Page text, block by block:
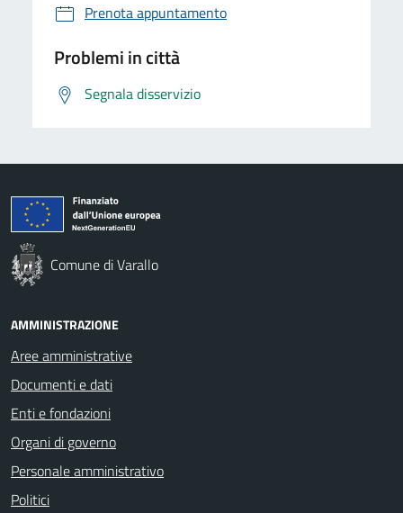
Prenota appuntamento
Problemi in città
Segnala disservizio
Comune di Varallo
AMMINISTRAZIONE
Aree amministrative
Documenti e dati
Enti e fondazioni
Organi di governo
Personale amministrativo
Politici